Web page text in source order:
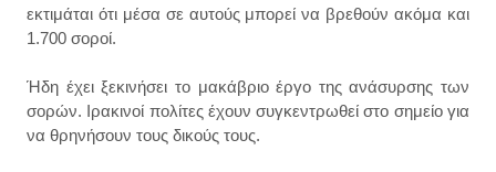
εκτιμάται ότι μέσα σε αυτούς μπορεί να βρεθούν ακόμα και
1.700 σοροί.
Ήδη έχει ξεκινήσει το μακάβριο έργο της ανάσυρσης των
σορών. Ιρακινοί πολίτες έχουν συγκεντρωθεί στο σημείο για
να θρηνήσουν τους δικούς τους.